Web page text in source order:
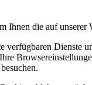
Ihnen die auf
verfügbaren